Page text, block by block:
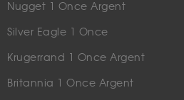
Nugget 1 Once Argent
Silver Eagle 1 Once
Krugerrand 1 Once Argent
Britannia 1 Once Argent